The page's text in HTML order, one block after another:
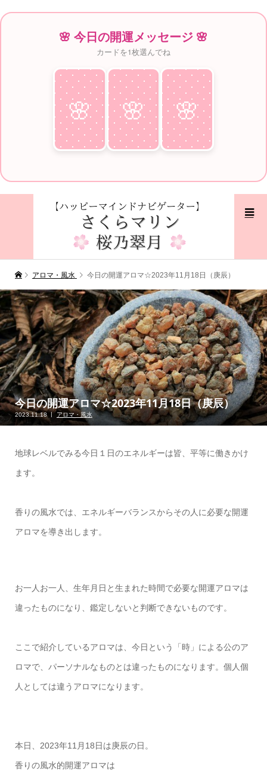
🌸 今日の開運メッセージ 🌸
カードを1枚選んでね
🌸
♥ 🌸
♥ 🌸
♥
アロマ・風水 今日の開運アロマ☆2023年11月18日（庚辰）
今日の開運アロマ☆2023年11月18日（庚辰）
2023.11.18 アロマ・風水
地球レベルでみる今日１日のエネルギーは皆、平等に働きかけ
ます。
香りの風水では、エネルギーバランスからその人に必要な開運
アロマを導き出します。
お一人お一人、生年月日と生まれた時間で必要な開運アロマは
違ったものになり、鑑定しないと判断できないものです。
ここで紹介しているアロマは、今日という「時」による公のア
ロマで、パーソナルなものとは違ったものになります。個人個
人としては違うアロマになります。
本日、2023年11月18日は庚辰の日。
香りの風水的開運アロマは